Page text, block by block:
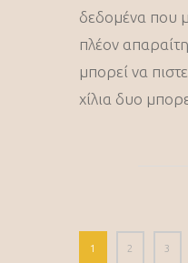
δεδομένα που
πλέον
μπορεί να
χίλια δυο
1 2 3